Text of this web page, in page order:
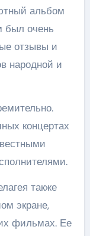
альбом
был очень
отзывы и
народной и
концертах
также
экране,
фильмах. Ее